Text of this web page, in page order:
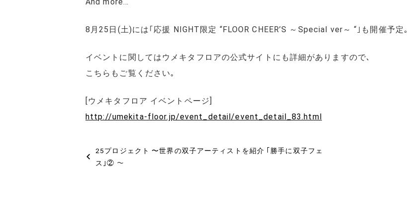
8月25日(土)には｢応援 NIGHT限定 “FLOOR CHEER’S ～Special ver～ “｣も開催予定｡
イベントに関してはウメキタフロアの公式サイトにも詳細がありますので､
こちらもご覧ください｡
[ウメキタフロア イベントページ]
http://umekita-floor.jp/event_detail/event_detail_83.html
稿
25プロジェクト 〜世界の双子アーティストを紹介 ｢勝手に双子フェ
ス｣② 〜